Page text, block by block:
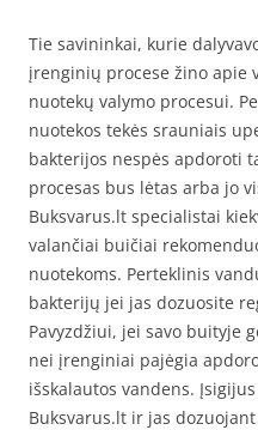
Tie savininkai, kurie
įrenginių procese žino apie
nuotekų valymo procesui.
nuotekos tekės srauniais
bakterijos nespės apdoroti
procesas bus lėtas arba jo
Buksvarus.lt specialistai
valančiai buičiai
nuotekoms. Perteklinis
bakterijų jei jas dozuosite
Pavyzdžiui, jei savo buityje
nei įrenginiai pajėgia
išskalautos vandens.
Buksvarus.lt ir jas